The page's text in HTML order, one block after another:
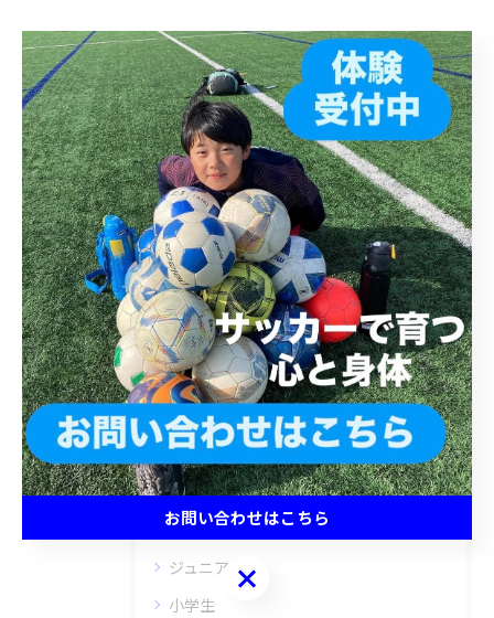
堺市でサッカースクールをお探しなら、SAKAI-JFAに相談して
みませんか？大阪府堺市西区のSAKAI-JFAは、小学生から中学
生まで対象のサッカースクールです。上野芝駅から徒歩7分
の便利な立地で、キッズクラスではサッカーの楽しさを、ジ
ュニアクラスでは本格的な技術指導を行っています。堺市、
堺市西区で子どもたちの健やかな成長を応援するサッカース
クールです。
< 前のページ 一覧に戻る 次のページ >
カテゴリー Categories
全てのカテゴリー
キッズ
ジュニア
小学生
お問い合わせはこちら
お問い合わせはこちら